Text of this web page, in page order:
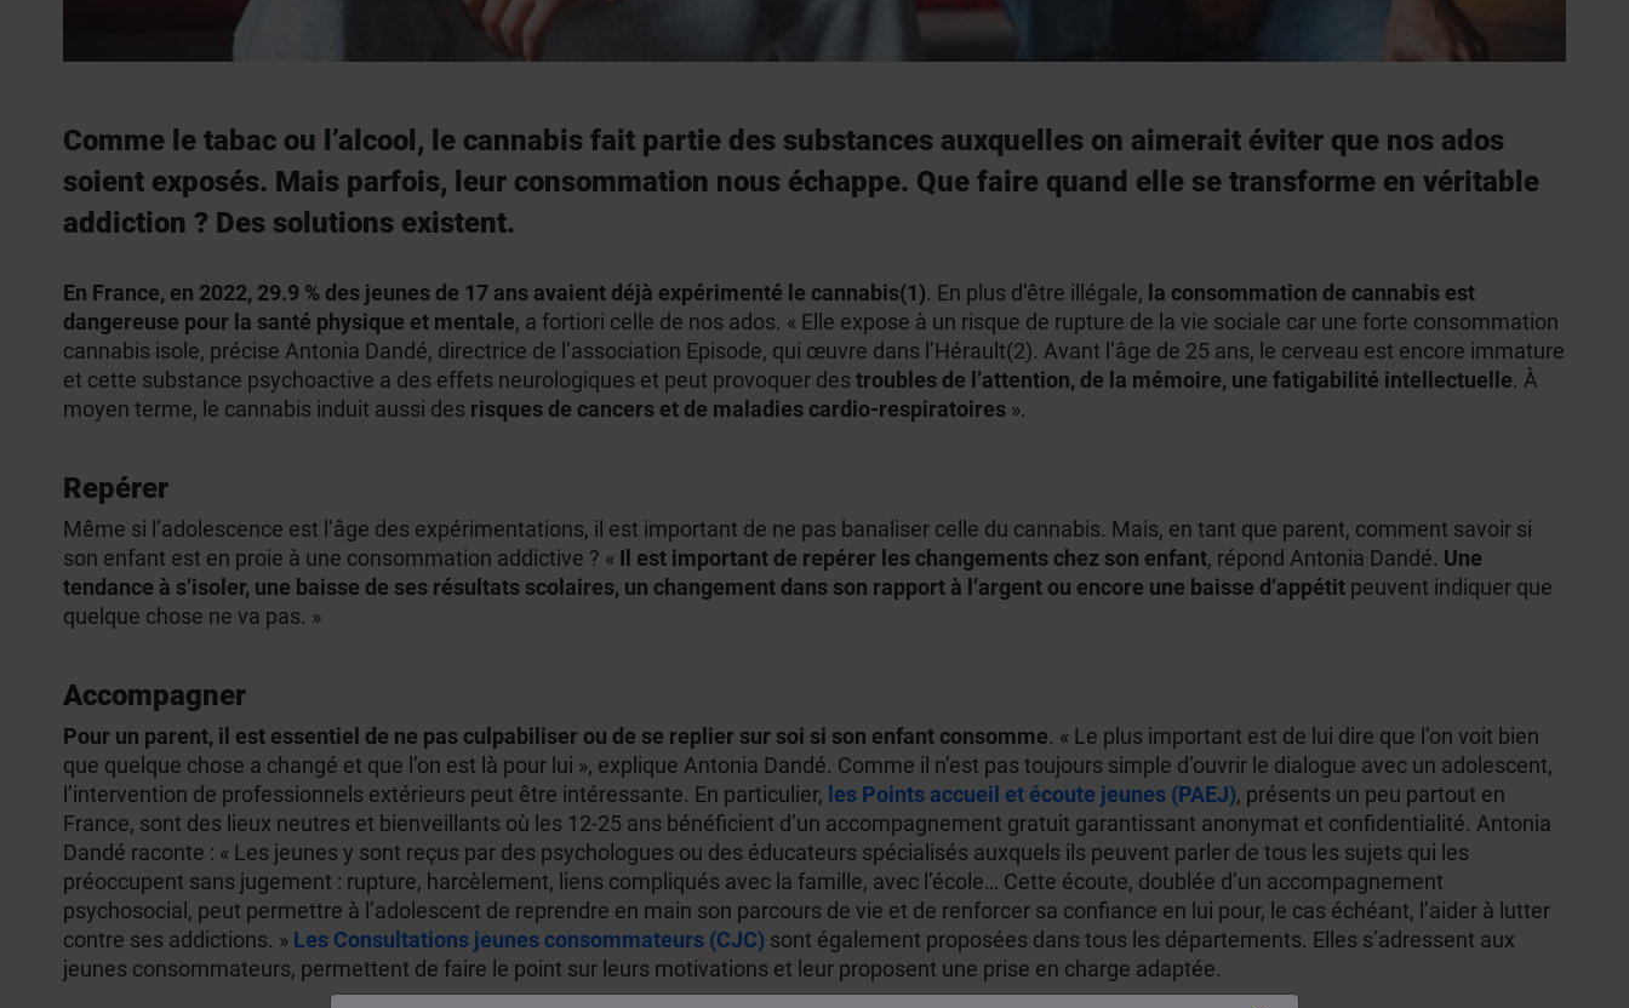
Comme le tabac ou l’alcool, le cannabis fait partie des substances auxquelles on aimerait éviter que nos ados
soient exposés. Mais parfois, leur consommation nous échappe. Que faire quand elle se transforme en véritable
addiction ? Des solutions existent.
En France, en 2022, 29.9 % des jeunes de 17 ans avaient déjà expérimenté le cannabis(1). En plus d’être illégale, la consommation de cannabis est
dangereuse pour la santé physique et mentale, a fortiori celle de nos ados. « Elle expose à un risque de rupture de la vie sociale car une forte consommation
cannabis isole, précise Antonia Dandé, directrice de l’association Episode, qui œuvre dans l’Hérault(2). Avant l’âge de 25 ans, le cerveau est encore immature
et cette substance psychoactive a des effets neurologiques et peut provoquer des troubles de l’attention, de la mémoire, une fatigabilité intellectuelle. À
moyen terme, le cannabis induit aussi des risques de cancers et de maladies cardio-respiratoires ».
Repérer
Même si l’adolescence est l’âge des expérimentations, il est important de ne pas banaliser celle du cannabis. Mais, en tant que parent, comment savoir si
son enfant est en proie à une consommation addictive ? « Il est important de repérer les changements chez son enfant, répond Antonia Dandé. Une
tendance à s’isoler, une baisse de ses résultats scolaires, un changement dans son rapport à l’argent ou encore une baisse d’appétit peuvent indiquer que
quelque chose ne va pas. »
Accompagner
Pour un parent, il est essentiel de ne pas culpabiliser ou de se replier sur soi si son enfant consomme. « Le plus important est de lui dire que l’on voit bien
que quelque chose a changé et que l’on est là pour lui », explique Antonia Dandé. Comme il n’est pas toujours simple d’ouvrir le dialogue avec un adolescent,
l’intervention de professionnels extérieurs peut être intéressante. En particulier, les Points accueil et écoute jeunes (PAEJ), présents un peu partout en
France, sont des lieux neutres et bienveillants où les 12-25 ans bénéficient d’un accompagnement gratuit garantissant anonymat et confidentialité. Antonia
Dandé raconte : « Les jeunes y sont reçus par des psychologues ou des éducateurs spécialisés auxquels ils peuvent parler de tous les sujets qui les
préoccupent sans jugement : rupture, harcèlement, liens compliqués avec la famille, avec l’école… Cette écoute, doublée d’un accompagnement
psychosocial, peut permettre à l’adolescent de reprendre en main son parcours de vie et de renforcer sa confiance en lui pour, le cas échéant, l’aider à lutter
contre ses addictions. » Les Consultations jeunes consommateurs (CJC) sont également proposées dans tous les départements. Elles s’adressent aux
jeunes consommateurs, permettent de faire le point sur leurs motivations et leur proposent une prise en charge adaptée.